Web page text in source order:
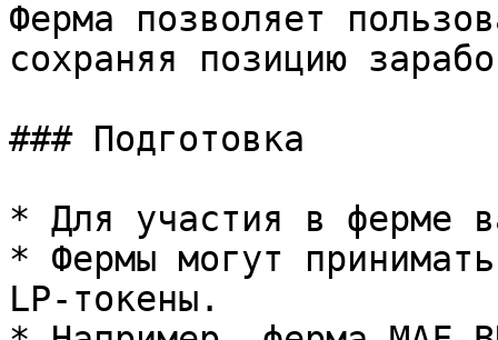
Ферма позволяет
сохраняя позицию
### Подготовка
* Для участия в ферме
* Фермы могут
LP-токены.